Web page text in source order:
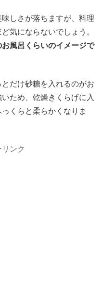
しさが落ちますが、料理
気にならないでしょう。
風呂くらいのイメージで
だけ砂糖を入れるのがお
ため、乾燥きくらげに入
くらと柔らかくなりま
ンク